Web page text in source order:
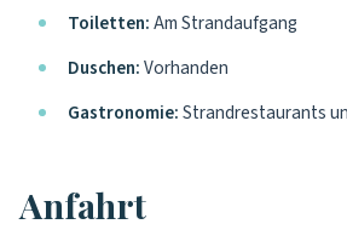
Toiletten:Am Strandaufgang
Duschen:Vorhanden
Gastronomie:Strandrestaurants
Anfahrt